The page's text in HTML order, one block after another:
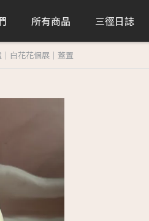
所有商品 三徑日誌
白花花個展｜蓋置